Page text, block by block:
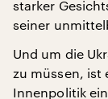
starker
seiner
Und um die
zu müssen, ist
Innenpolitik